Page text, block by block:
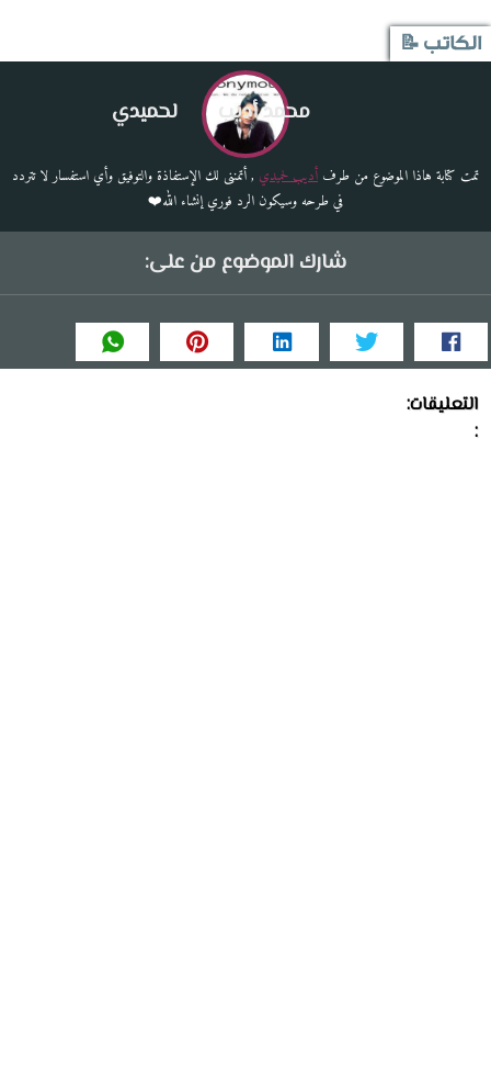
الكاتب 📝
محمد أديب لحميدي
تمت كتابة هاذا الموضوع من طرف أديب لحميدي , أتمننى لك الإستفاذة والتوفيق وأي استفسار لا تتردد
في طرحه وسيكون الرد فوري إنشاء الله❤️
شارك الموضوع من على:
التعليقات:
: